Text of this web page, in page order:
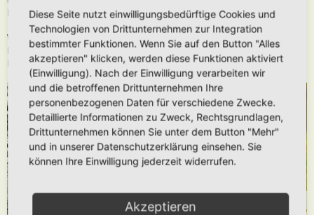
Nahrungsgrundlage zur Verfügung stellt.
Wichtig: Einen Igelfreundlichen Garten anzulegen, heißt den eigenen
Hortus zu erweitern und stellt dadurch nochmal eine zusätzliche
Lebensraumerweiterung für das Wildtier “Igel” dar.
Diese Seite nutzt einwilligungsbedürftige Cookies und
Technologien von Drittunternehmen zur Integration
bestimmter Funktionen. Wenn Sie auf den Button "Alles
akzeptieren" klicken, werden diese Funktionen aktiviert
(Einwilligung). Nach der Einwilligung verarbeiten wir
und die betroffenen Drittunternehmen Ihre
personenbezogenen Daten für verschiedene Zwecke.
Detaillierte Informationen zu Zweck, Rechtsgrundlagen,
Drittunternehmen können Sie unter dem Button "Mehr"
und in unserer Datenschutzerklärung einsehen. Sie
können Ihre Einwilligung jederzeit widerrufen.
Akzeptieren